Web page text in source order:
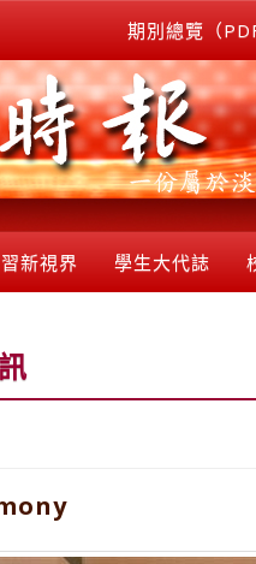
期別總覽（
新視界 學生大代誌